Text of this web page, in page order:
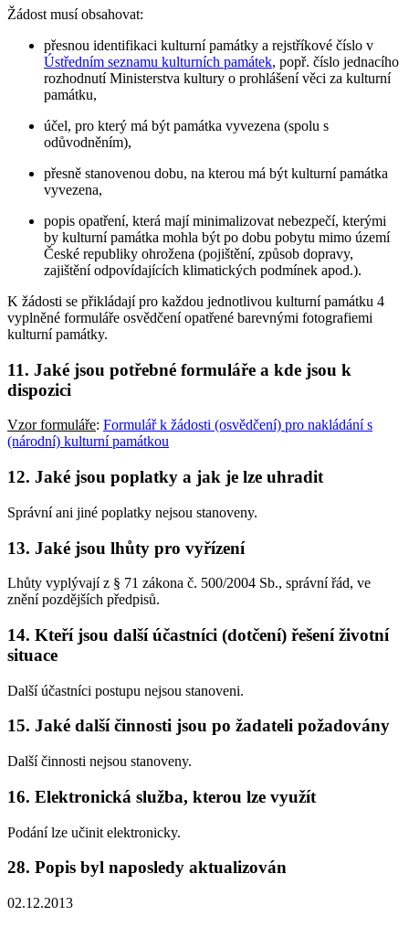
Žádost musí obsahovat:
přesnou identifikaci kulturní památky a rejstříkové číslo v
Ústředním seznamu kulturních památek, popř. číslo jednacího
rozhodnutí Ministerstva kultury o prohlášení věci za kulturní
památku,
účel, pro který má být památka vyvezena (spolu s
odůvodněním),
přesně stanovenou dobu, na kterou má být kulturní památka
vyvezena,
popis opatření, která mají minimalizovat nebezpečí, kterými
by kulturní památka mohla být po dobu pobytu mimo území
České republiky ohrožena (pojištění, způsob dopravy,
zajištění odpovídajících klimatických podmínek apod.).
K žádosti se přikládají pro každou jednotlivou kulturní památku 4
vyplněné formuláře osvědčení opatřené barevnými fotografiemi
kulturní památky.
11. Jaké jsou potřebné formuláře a kde jsou k
dispozici
Vzor formuláře: Formulář k žádosti (osvědčení) pro nakládání s
(národní) kulturní památkou
12. Jaké jsou poplatky a jak je lze uhradit
Správní ani jiné poplatky nejsou stanoveny.
13. Jaké jsou lhůty pro vyřízení
Lhůty vyplývají z § 71 zákona č. 500/2004 Sb., správní řád, ve
znění pozdějších předpisů.
14. Kteří jsou další účastníci (dotčení) řešení životní
situace
Další účastníci postupu nejsou stanoveni.
15. Jaké další činnosti jsou po žadateli požadovány
Další činnosti nejsou stanoveny.
16. Elektronická služba, kterou lze využít
Podání lze učinit elektronicky.
28. Popis byl naposledy aktualizován
02.12.2013